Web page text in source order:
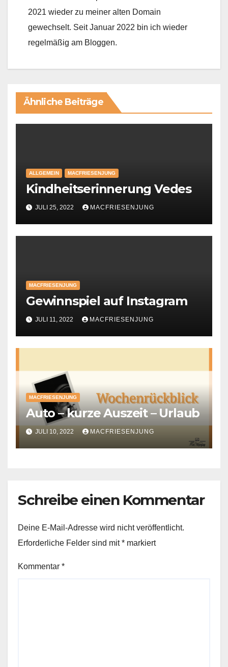
2021 wieder zu meiner alten Domain
gewechselt. Seit Januar 2022 bin ich wieder
regelmäßig am Bloggen.
Ähnliche Beiträge
ALLGEMEIN MACFRIESENJUNG
Kindheitserinnerung Vedes
JULI 25, 2022 MACFRIESENJUNG
MACFRIESENJUNG
Gewinnspiel auf Instagram
JULI 11, 2022 MACFRIESENJUNG
MACFRIESENJUNG
Auto – kurze Auszeit – Urlaub
JULI 10, 2022 MACFRIESENJUNG
Schreibe einen Kommentar
Deine E-Mail-Adresse wird nicht veröffentlicht.
Erforderliche Felder sind mit* markiert
Kommentar *